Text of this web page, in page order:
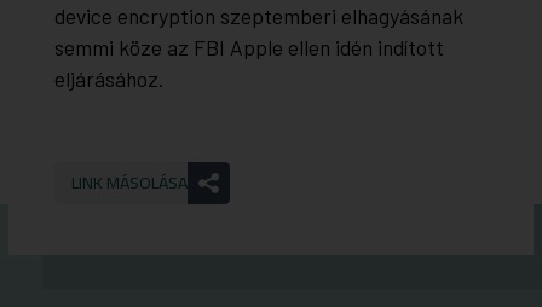
device encryption szeptemberi elhagyásának
semmi köze az FBI Apple ellen idén indított
eljárásához.
LINK MÁSOLÁSA